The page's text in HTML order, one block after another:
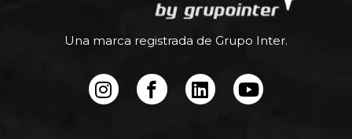
Una marca registrada de Grupo Inter.